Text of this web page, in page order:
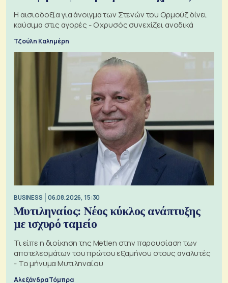
Η αισιοδοξία για άνοιγμα των Στενών του Ορμούζ δίνει
καύσιμα στις αγορές - Ο χρυσός συνεχίζει ανοδικά
Τζούλη Καλημέρη
BUSINESS 06.08.2026, 15:30
Μυτιληναίος: Νέος κύκλος ανάπτυξης
με ισχυρό ταμείο
Τι είπε η διοίκηση της Metlen στην παρουσίαση των
αποτελεσμάτων του πρώτου εξαμήνου στους αναλυτές
- Το μήνυμα Μυτιληναίου
Αλεξάνδρα Τόμπρα